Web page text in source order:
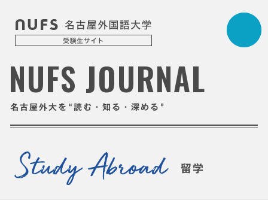
名古屋外大を “ 読む・知る・深める ”
NUFS JOURNAL
留学